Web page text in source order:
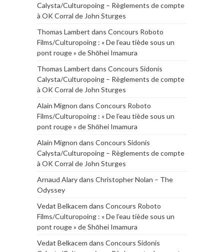
Calysta/Culturopoing – Règlements de compte
à OK Corral de John Sturges
Thomas Lambert dans Concours Roboto
Films/Culturopoing : « De l’eau tiède sous un
pont rouge » de Shōhei Imamura
Thomas Lambert dans Concours Sidonis
Calysta/Culturopoing – Règlements de compte
à OK Corral de John Sturges
Alain Mignon dans Concours Roboto
Films/Culturopoing : « De l’eau tiède sous un
pont rouge » de Shōhei Imamura
Alain Mignon dans Concours Sidonis
Calysta/Culturopoing – Règlements de compte
à OK Corral de John Sturges
Arnaud Alarydans Christopher Nolan – The
Odyssey
Vedat Belkacem dans Concours Roboto
Films/Culturopoing : « De l’eau tiède sous un
pont rouge » de Shōhei Imamura
Vedat Belkacem dans Concours Sidonis